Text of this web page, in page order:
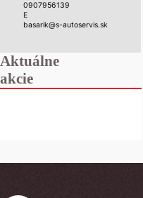
0907956139
E
basarik@s-autoservis.sk
Aktuálne
akcie